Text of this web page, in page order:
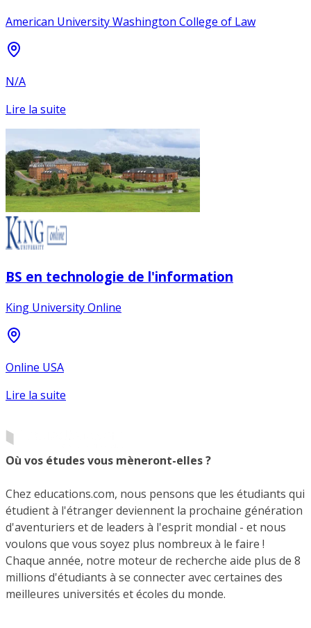
American University Washington College of Law
N/A
Lire la suite
BS en technologie de l'information
King University Online
Online USA
Lire la suite
Où vos études vous mèneront-elles ?
Chez educations.com, nous pensons que les étudiants qui
étudient à l'étranger deviennent la prochaine génération
d'aventuriers et de leaders à l'esprit mondial - et nous
voulons que vous soyez plus nombreux à le faire !
Chaque année, notre moteur de recherche aide plus de 8
millions d'étudiants à se connecter avec certaines des
meilleures universités et écoles du monde.